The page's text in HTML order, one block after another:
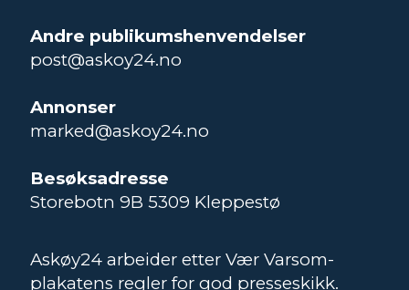
Andre publikumshenvendelser
post@askoy24.no
Annonser
marked@askoy24.no
Besøksadresse
Storebotn 9B 5309 Kleppestø
Askøy24 arbeider etter Vær Varsom-
plakatens regler for god presseskikk.